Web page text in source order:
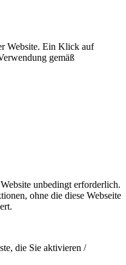
Website. Ein Klick auf
gemäß
unbedingt erforderlich.
ohne die diese Webseite
die Sie aktivieren /